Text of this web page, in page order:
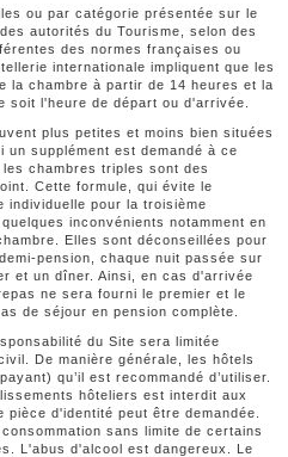
ou par catégorie présentée sur le
autorités du Tourisme, selon des
des normes françaises ou
internationale impliquent que les
la chambre à partir de 14 heures et la
soit l'heure de départ ou d'arrivée.
plus petites et moins bien situées
supplément est demandé à ce
chambres triples sont des
Cette formule, qui évite le
individuelle pour la troisième
inconvénients notamment en
Elles sont déconseillées pour
pension, chaque nuit passée sur
et un dîner. Ainsi, en cas d'arrivée
ne sera fourni le premier et le
de séjour en pension complète.
du Site sera limitée
De manière générale, les hôtels
qu’il est recommandé d’utiliser.
hôteliers est interdit aux
pièce d'identité peut être demandée.
sans limite de certains
L'abus d'alcool est dangereux. Le